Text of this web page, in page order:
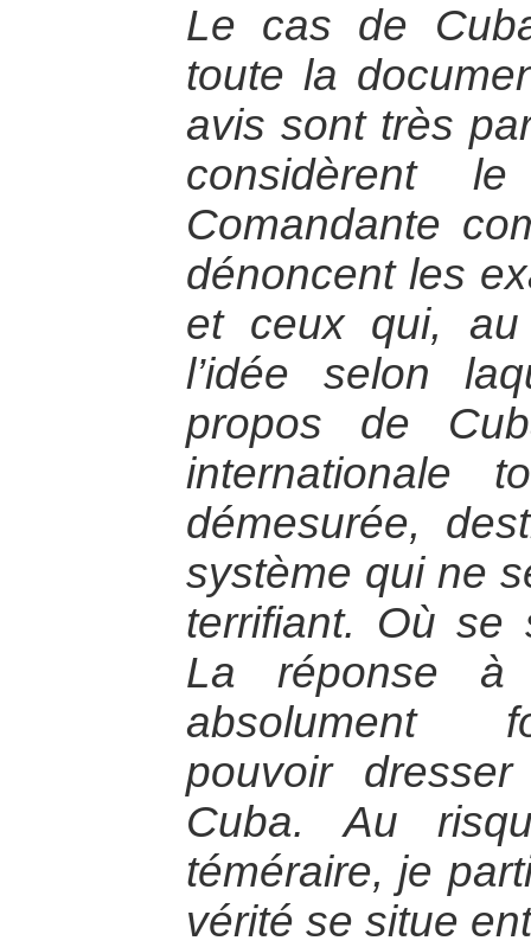
Le cas de
toute la
avis sont très
considèrent
Comandante
dénoncent les
et ceux qui, au
l’idée selon
propos de
internationale
démesurée,
système qui ne
terrifiant. Où se
La réponse à
absolument
pouvoir
Cuba. Au
téméraire, je
vérité se situe